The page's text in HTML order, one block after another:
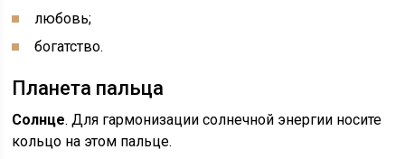
любовь;
богатство.
Планета пальца
Солнце. Для гармонизации солнечной энергии носите
кольцо на этом пальце.